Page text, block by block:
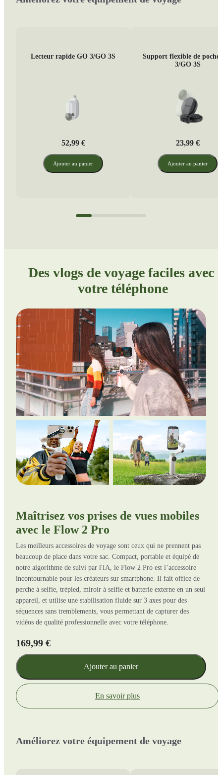
Lecteur rapide GO 3/GO 3S
52,99 €
Ajouter au panier
Support flexible de poche
3/GO 3S
23,99 €
Ajouter au panier
Des vlogs de voyage faciles avec
votre téléphone
Maîtrisez vos prises de vues mobiles
avec le Flow 2 Pro
Les meilleurs accessoires de voyage sont ceux qui ne prennent pas
beaucoup de place dans votre sac. Compact, portable et équipé de
notre algorithme de suivi par l'IA, le Flow 2 Pro est l’accessoire
incontournable pour les créateurs sur smartphone. Il fait office de
perche à selfie, trépied, miroir à selfie et batterie externe en un seul
appareil, et utilise une stabilisation fluide sur 3 axes pour des
séquences sans tremblements, vous permettant de capturer des
vidéos de qualité professionnelle avec votre téléphone.
169,99 €
Ajouter au panier
En savoir plus
Améliorez votre équipement de voyage